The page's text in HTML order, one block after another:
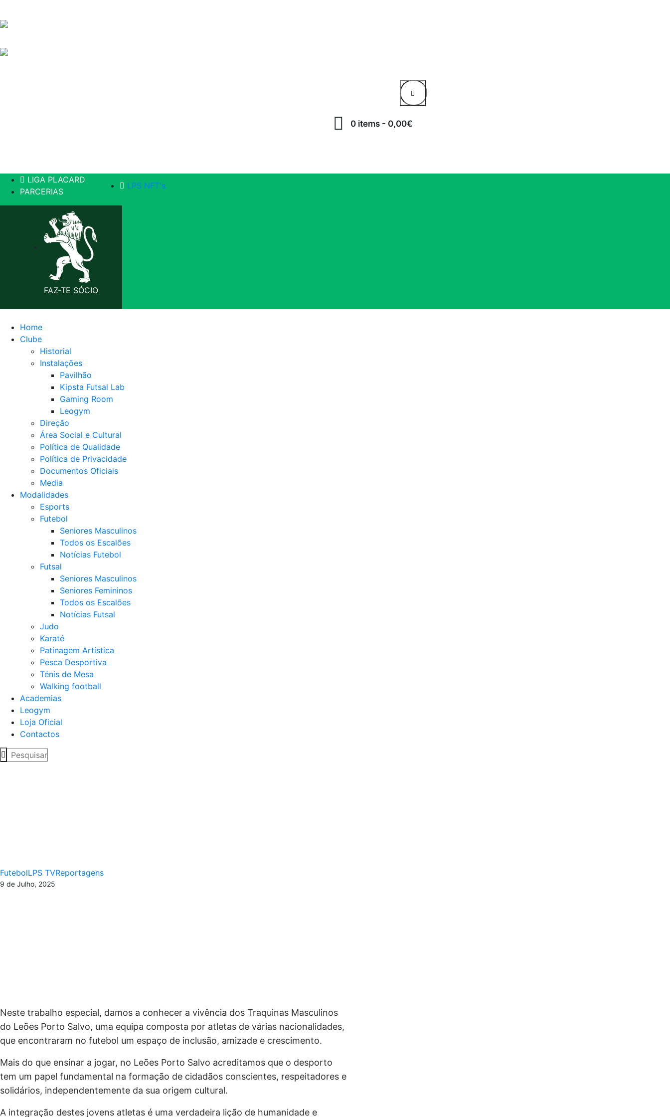
0 items- 0,00€
LIGA PLACARD
PARCERIAS
LPS NFT's
FAZ-TE SÓCIO
Home
Clube
Historial
Instalações
Pavilhão
Kipsta Futsal Lab
Gaming Room
Leogym
Direção
Área Social e Cultural
Política de Qualidade
Política de Privacidade
Documentos Oficiais
Media
Modalidades
Esports
Futebol
Seniores Masculinos
Todos os Escalões
Notícias Futebol
Futsal
Seniores Masculinos
Seniores Femininos
Todos os Escalões
Notícias Futsal
Judo
Karaté
Patinagem Artística
Pesca Desportiva
Ténis de Mesa
Walking football
Academias
Leogym
Loja Oficial
Contactos
FutebolLPS TVReportagens
9 de Julho, 2025
Neste trabalho especial, damos a conhecer a vivência dos Traquinas Masculinos
do Leões Porto Salvo, uma equipa composta por atletas de várias nacionalidades,
que encontraram no futebol um espaço de inclusão, amizade e crescimento.
Mais do que ensinar a jogar, no Leões Porto Salvo acreditamos que o desporto
tem um papel fundamental na formação de cidadãos conscientes, respeitadores e
solidários, independentemente da sua origem cultural.
A integração destes jovens atletas é uma verdadeira lição de humanidade e